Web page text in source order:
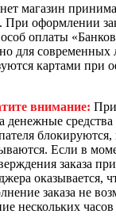
магазин
При оформлении
оплаты
для современных
картами при
внимание:
денежные средства
блокируются,
Если в
заказа
оказывается,
заказа не
нескольких часов